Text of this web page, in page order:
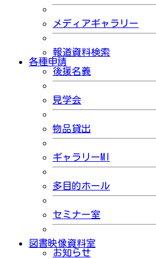
メディアギャラリー
報道資料検索
各種申請
後援名義
見学会
物品貸出
ギャラリーMI
多目的ホール
セミナー室
図書映像資料室
お知らせ